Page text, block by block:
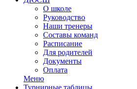
О школе
Руководство
Наши тренеры
Составы команд
Расписание
Для родителей
Документы
Оплата
Меню
Турнирные таблицы